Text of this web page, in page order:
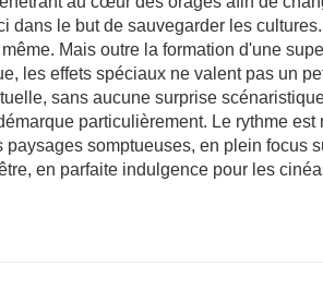
dans le but de sauvegarder les
Mais outre la formation d'une
les effets spéciaux ne valent pas un
sans aucune surprise
particulièrement. Le rythme
paysages somptueuses, en plein focus
en parfaite indulgence pour les